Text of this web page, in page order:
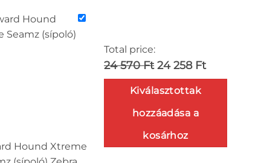
Hound Xtreme
Total price:
24 570 Ft 24 258 Ft
Kiválasztottak
hozzáadása a
kosárhoz